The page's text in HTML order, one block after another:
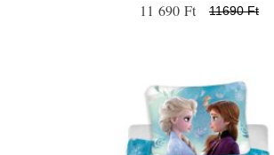
11 690 Ft 11690 Ft